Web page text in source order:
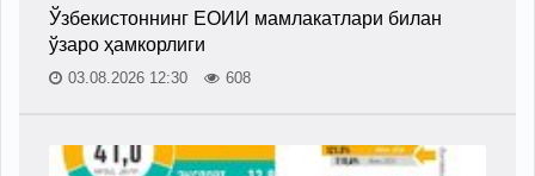
Ўзбекистоннинг ЕОИИ мамлакатлари билан
ўзаро ҳамкорлиги
03.08.2026 12:30 608